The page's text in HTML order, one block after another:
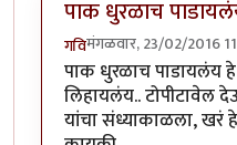
पाक धुरळाच
गविमंगळवार, 23/02/2016
पाक धुरळाच पाडायलंय हे
लिहायलंय.. टोपीटावेल
यांचा संध्याकाळला, खरं